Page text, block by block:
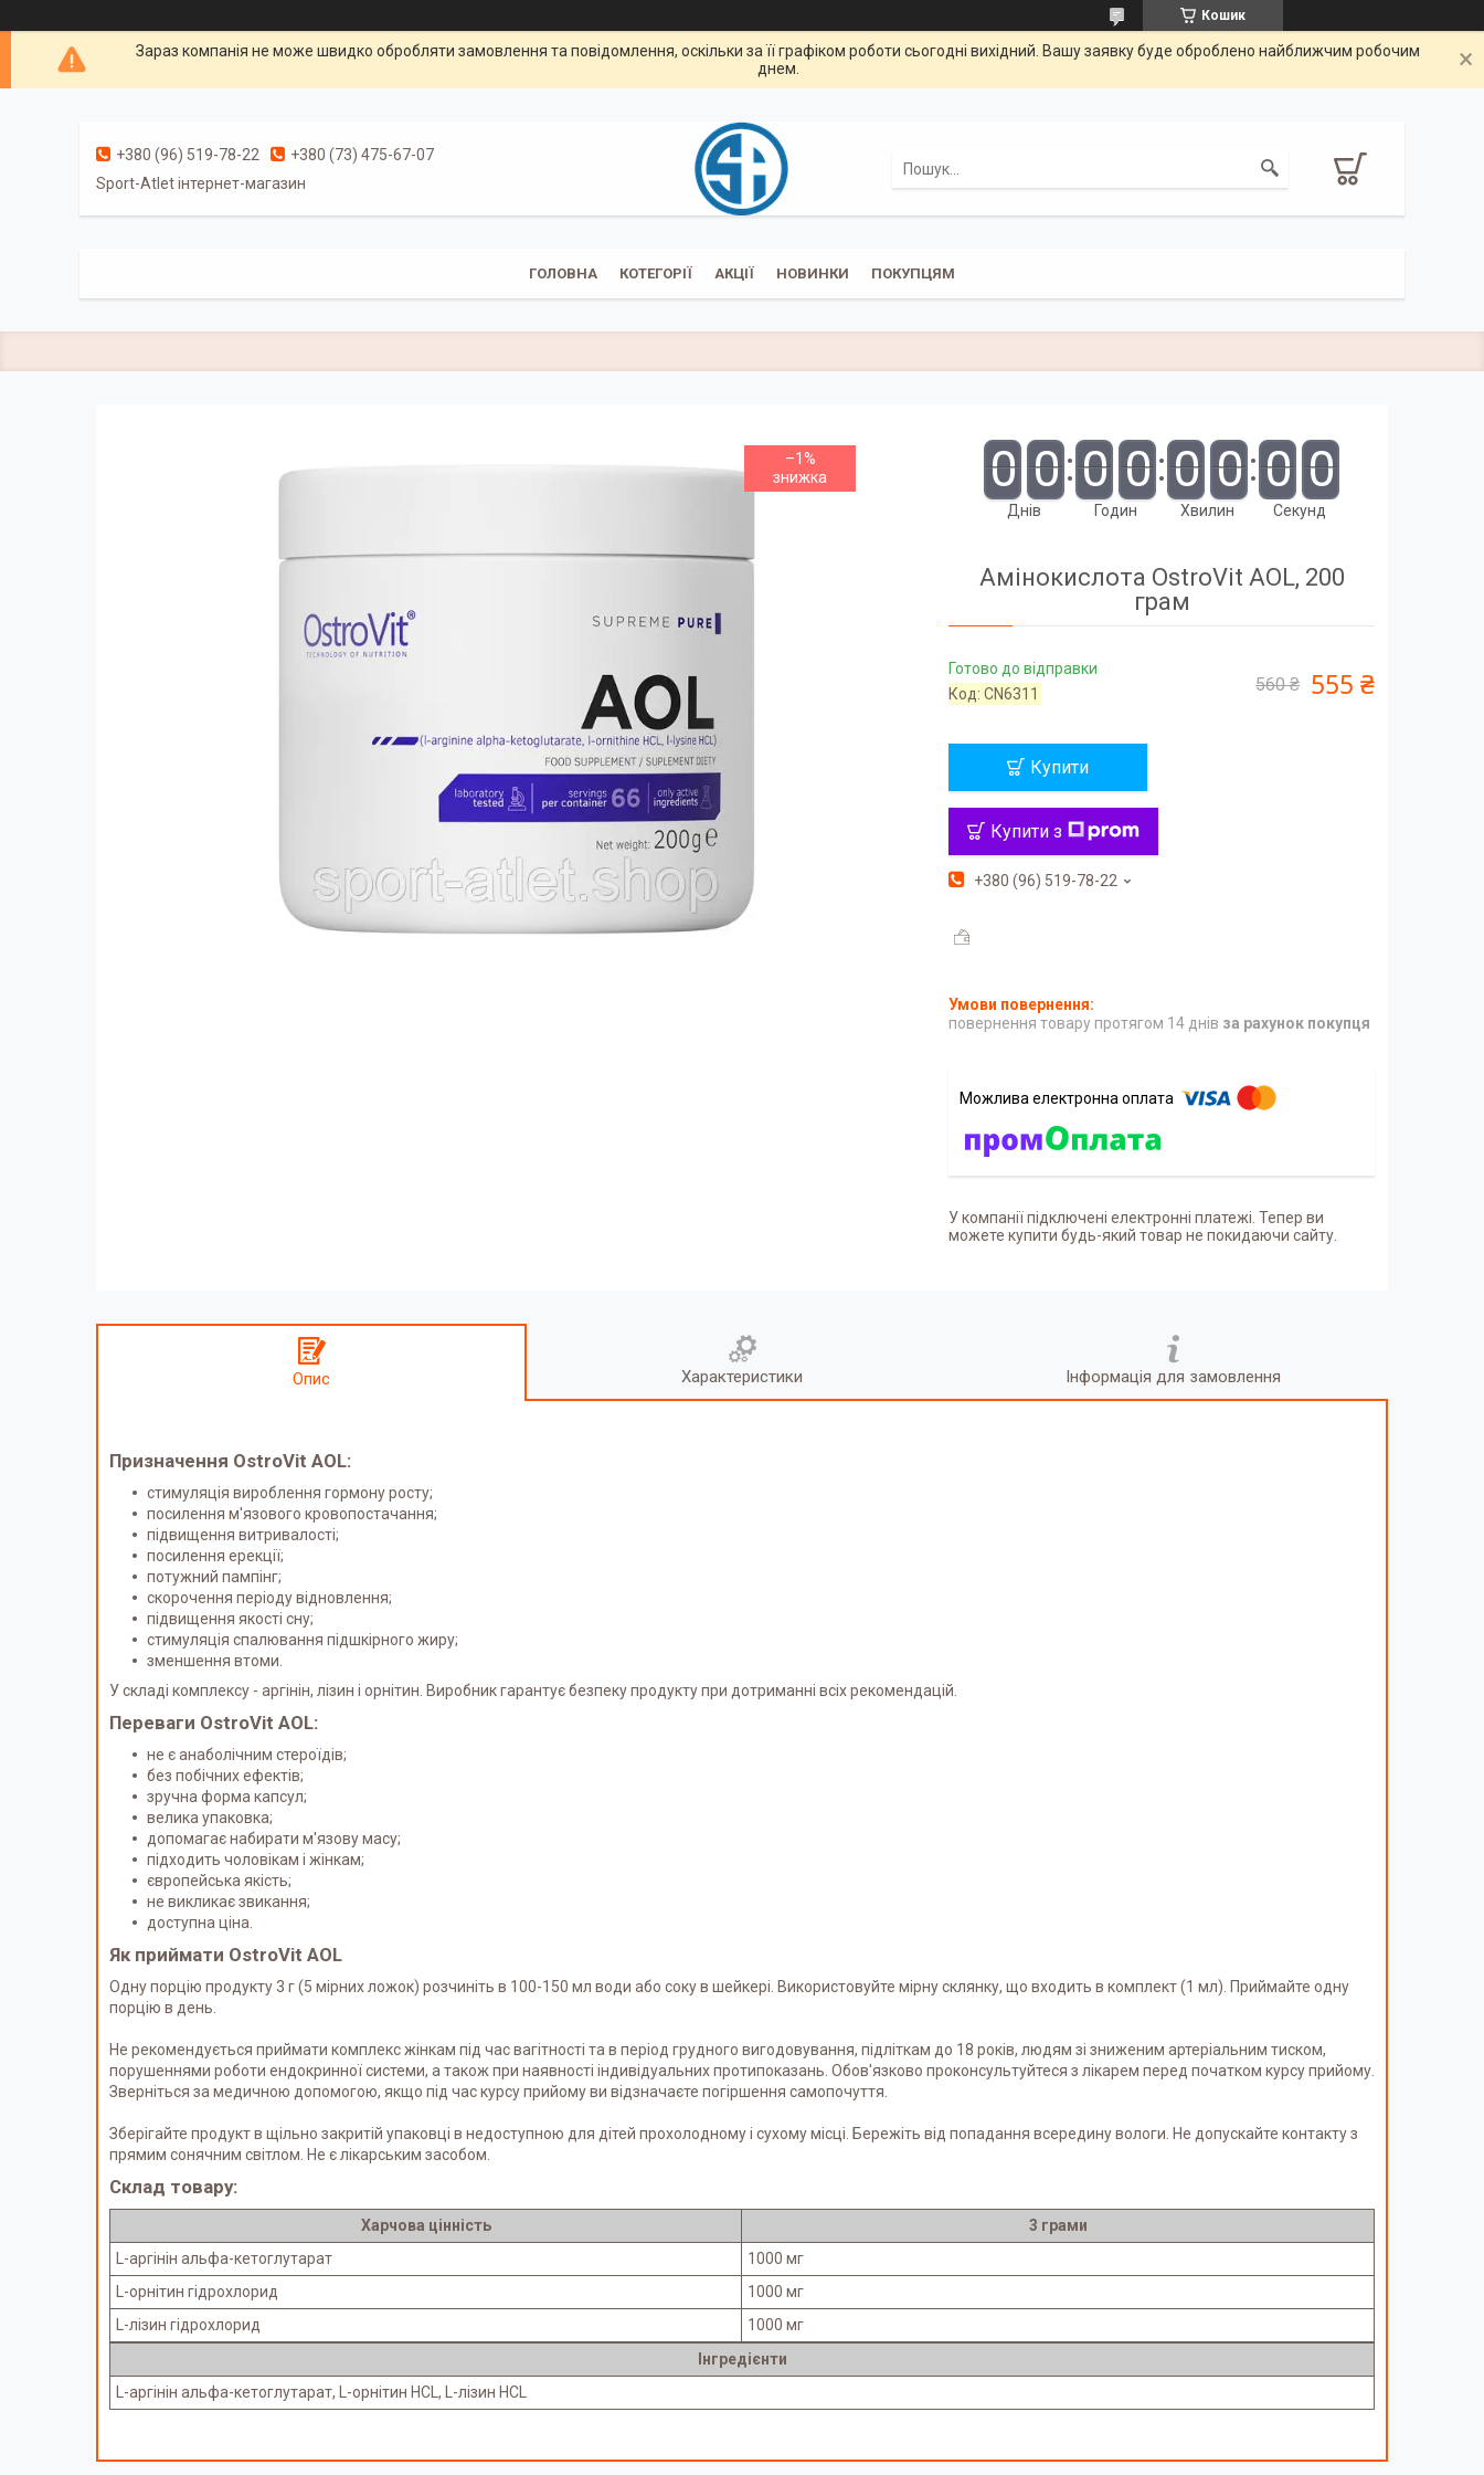
Кошик
Зараз компанія не може швидко обробляти замовлення та повідомлення, оскільки за її графіком роботи сьогодні вихідний. Вашу заявку буде оброблено найближчим робочим
днем.
+380 (96) 519-78-22
+380 (73) 475-67-07
Sport-Atlet інтернет-магазин
ГОЛОВНА КОТЕГОРІЇ АКЦІЇ НОВИНКИ ПОКУПЦЯМ
–1% 0 0
Днів
0 0
Годин
0 0
Хвилин
0 0
Секунд
Амінокислота OstroVit AOL, 200
грам
Готово до відправки
Код:CN6311 560 ₴ 555 ₴
Купити
Купити з
+380 (96) 519-78-22
повернення товару протягом 14 днів за рахунок покупця
У компанії підключені електронні платежі. Тепер ви
можете купити будь-який товар не покидаючи сайту.
Опис Характеристики Інформація для замовлення
Призначення OstroVit AOL:
стимуляція вироблення гормону росту;
посилення м'язового кровопостачання;
підвищення витривалості;
посилення ерекції;
потужний пампінг;
скорочення періоду відновлення;
підвищення якості сну;
стимуляція спалювання підшкірного жиру;
зменшення втоми.
У складі комплексу - аргінін, лізин і орнітин. Виробник гарантує безпеку продукту при дотриманні всіх рекомендацій.
Переваги OstroVit AOL:
не є анаболічним стероїдів;
без побічних ефектів;
зручна форма капсул;
велика упаковка;
допомагає набирати м'язову масу;
підходить чоловікам і жінкам;
європейська якість;
не викликає звикання;
доступна ціна.
Як приймати OstroVit AOL
Одну порцію продукту 3 г (5 мірних ложок) розчиніть в 100-150 мл води або соку в шейкері. Використовуйте мірну склянку, що входить в комплект (1 мл). Приймайте одну
порцію в день.
Не рекомендується приймати комплекс жінкам під час вагітності та в період грудного вигодовування, підліткам до 18 років, людям зі зниженим артеріальним тиском,
порушеннями роботи ендокринної системи, а також при наявності індивідуальних протипоказань. Обов'язково проконсультуйтеся з лікарем перед початком курсу прийому.
Зверніться за медичною допомогою, якщо під час курсу прийому ви відзначаєте погіршення самопочуття.
Зберігайте продукт в щільно закритій упаковці в недоступною для дітей прохолодному і сухому місці. Бережіть від попадання всередину вологи. Не допускайте контакту з
прямим сонячним світлом. Не є лікарським засобом.
Склад товару:
Харчова цінність
3 грами
L-аргінін альфа-кетоглутарат
1000 мг
L-орнітин гідрохлорид
1000 мг
L-лізин гідрохлорид
1000 мг
Інгредієнти
L-аргінін альфа-кетоглутарат, L-орнітин HCL, L-лізин HCL